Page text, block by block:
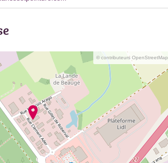
© contributeurs OpenStreetMap